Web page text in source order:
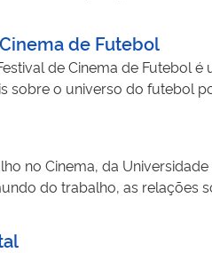
de Futebol
de Cinema de Futebol
sobre o universo do futebol
relevante na formação
Leite, voltada ao público
e o fortalecimento do setor
no Cinema, da
do trabalho, as relações